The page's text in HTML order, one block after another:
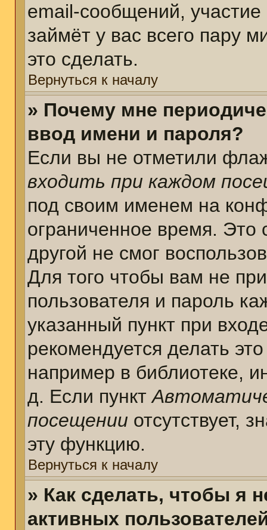
email-сообщений, участие
займёт у вас всего пару
это сделать.
Вернуться к началу
» Почему мне
ввод имени и пароля?
Если вы не отметили
входить при каждом
под своим именем на
ограниченное время. Это
другой не смог
Для того чтобы вам не
пользователя и пароль
указанный пункт при
рекомендуется делать
например в библиотеке,
д. Если пункт
посещении отсутствует,
эту функцию.
Вернуться к началу
» Как сделать, чтобы я
активных